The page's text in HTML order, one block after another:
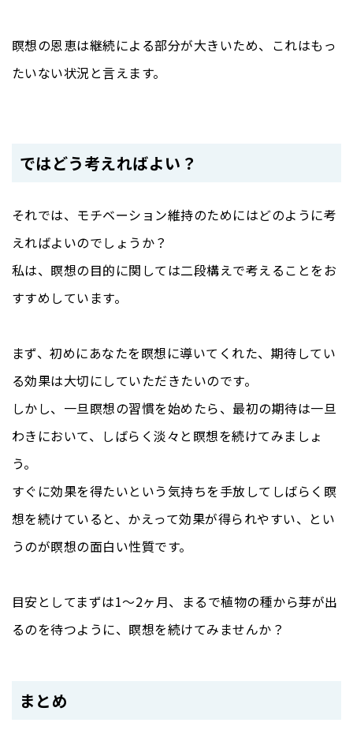
瞑想の恩恵は継続による部分が大きいため、これはもっ
たいない状況と言えます。
ではどう考えればよい？
それでは、モチベーション維持のためにはどのように考
えればよいのでしょうか？
私は、瞑想の目的に関しては二段構えで考えることをお
すすめしています。
まず、初めにあなたを瞑想に導いてくれた、期待してい
る効果は大切にしていただきたいのです。
しかし、一旦瞑想の習慣を始めたら、最初の期待は一旦
わきにおいて、しばらく淡々と瞑想を続けてみましょ
う。
すぐに効果を得たいという気持ちを手放してしばらく瞑
想を続けていると、かえって効果が得られやすい、とい
うのが瞑想の面白い性質です。
目安としてまずは1〜2ヶ月、まるで植物の種から芽が出
るのを待つように、瞑想を続けてみませんか？
まとめ